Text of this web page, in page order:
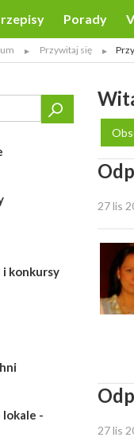
Porady
Przywitaj się
konkursy
lokale -
27 lis
27 lis